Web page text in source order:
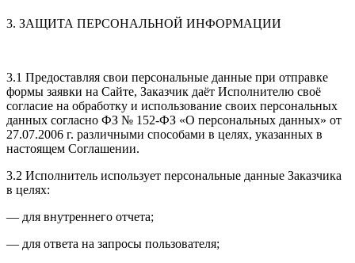
3. ЗАЩИТА ПЕРСОНАЛЬНОЙ ИНФОРМАЦИИ
3.1 Предоставляя свои персональные данные при отправке
формы заявки на Сайте, Заказчик даёт Исполнителю своё
согласие на обработку и использование своих персональных
данных согласно ФЗ № 152-ФЗ «О персональных данных» от
27.07.2006 г. различными способами в целях, указанных в
настоящем Соглашении.
3.2 Исполнитель использует персональные данные Заказчика
в целях:
— для внутреннего отчета;
— для ответа на запросы пользователя;